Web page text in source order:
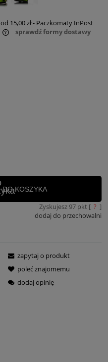
od 15,00 zł- Paczkomaty InPost
sprawdź formy dostawy
DO KOSZYKA
Zyskujesz 97pkt [ ? ]
dodaj do przechowalni
zapytaj o produkt
poleć znajomemu
dodaj opinię